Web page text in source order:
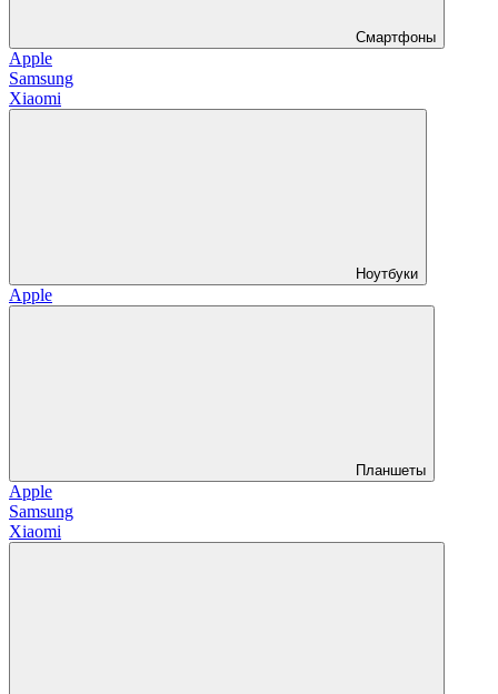
Смартфоны
Apple
Samsung
Xiaomi
Ноутбуки
Apple
Планшеты
Apple
Samsung
Xiaomi